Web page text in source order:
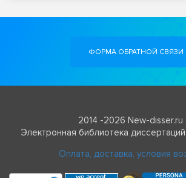
ФОРМА ОБРАТНОЙ СВЯЗИ
2014 -2026 New-
Электронная библиотека
Оплата, доставка, условия